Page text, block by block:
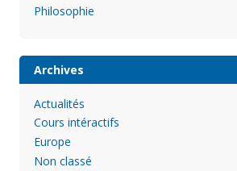
Philosophie
Archives
Actualités
Cours intéractifs
Europe
Non classé